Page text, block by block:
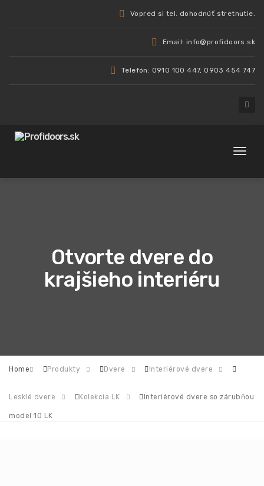
Vopred si tel. dohodnúť stretnutie.
Email: info@profidoors.sk
Telefón: 0910 100 447, 0903 454 747
Toggle
Otvorte dvere do
krajšieho interiéru
Home Produkty Dvere Interiérové dvere
Lesklé dvere Kolekcia LK Interiérové dvere so zárubňou
model 10 LK